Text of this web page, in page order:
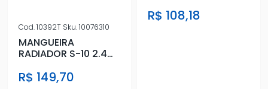
Cod.10392T Sku.10076310
MANGUEIRA
RADIADOR S-10 2.4
INFERIOR
R$ 149,70
2016 EM DIANT
R$ 108,18